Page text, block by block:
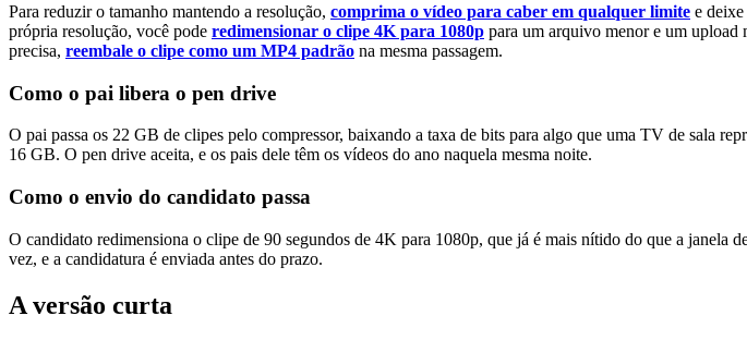
Para reduzir o tamanho mantendo a resolução, comprima o vídeo para caber em qualquer limite e
própria resolução, você pode redimensionar o clipe 4K para 1080p para um arquivo menor e um upload
precisa, reembale o clipe como um MP4 padrão na mesma passagem.
Como o pai libera o pen drive
O pai passa os 22 GB de clipes pelo compressor, baixando a taxa de bits para algo que uma TV de sala
16 GB. O pen drive aceita, e os pais dele têm os vídeos do ano naquela mesma noite.
Como o envio do candidato passa
O candidato redimensiona o clipe de 90 segundos de 4K para 1080p, que já é mais nítido do que a
vez, e a candidatura é enviada antes do prazo.
A versão curta